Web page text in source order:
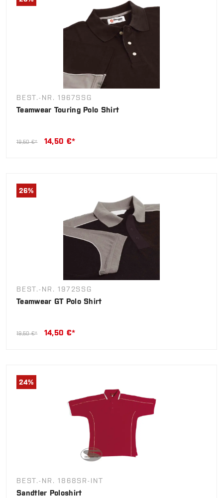
BEST.-NR. 1967SSG
Teamwear Touring Polo Shirt
19,50 €* 14,50 €*
26%
BEST.-NR. 1972SSG
Teamwear GT Polo Shirt
19,50 €* 14,50 €*
24%
BEST.-NR. 1868SR-INT
Sandtler Poloshirt